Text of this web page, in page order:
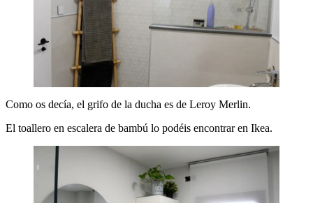
Como os decía, el grifo de la ducha es de Leroy Merlin.
El toallero en escalera de bambú lo podéis encontrar en Ikea.